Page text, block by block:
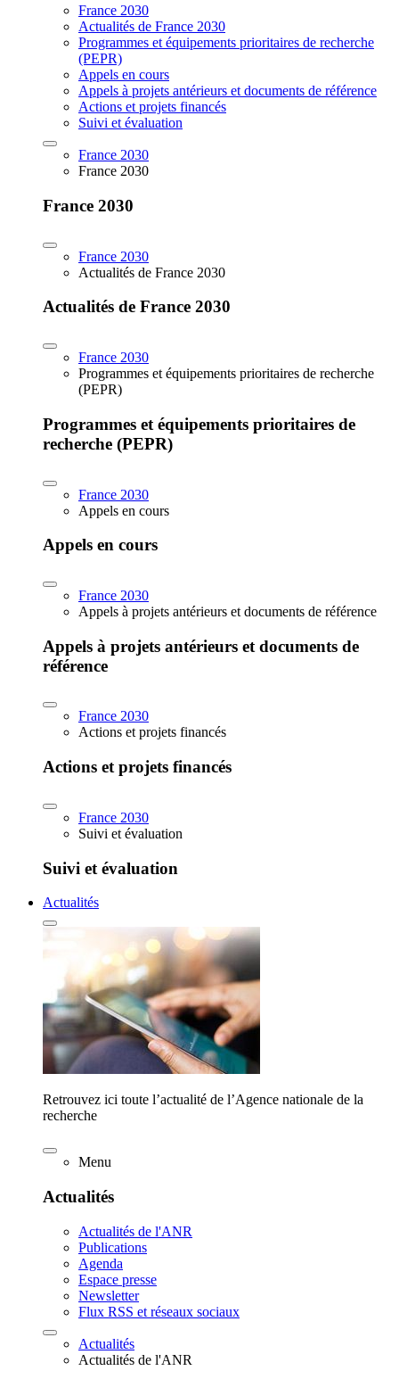
France 2030
Actualités de France 2030
Programmes et équipements prioritaires de recherche
(PEPR)
Appels en cours
Appels à projets antérieurs et documents de référence
Actions et projets financés
Suivi et évaluation
France 2030
France 2030
France 2030
France 2030
Actualités de France 2030
Actualités de France 2030
France 2030
Programmes et équipements prioritaires de recherche
(PEPR)
Programmes et équipements prioritaires de
recherche (PEPR)
France 2030
Appels en cours
Appels en cours
France 2030
Appels à projets antérieurs et documents de référence
Appels à projets antérieurs et documents de
référence
France 2030
Actions et projets financés
Actions et projets financés
France 2030
Suivi et évaluation
Suivi et évaluation
Actualités
Retrouvez ici toute l’actualité de l’Agence nationale de la
recherche
Menu
Actualités
Actualités de l'ANR
Publications
Agenda
Espace presse
Newsletter
Flux RSS et réseaux sociaux
Actualités
Actualités de l'ANR